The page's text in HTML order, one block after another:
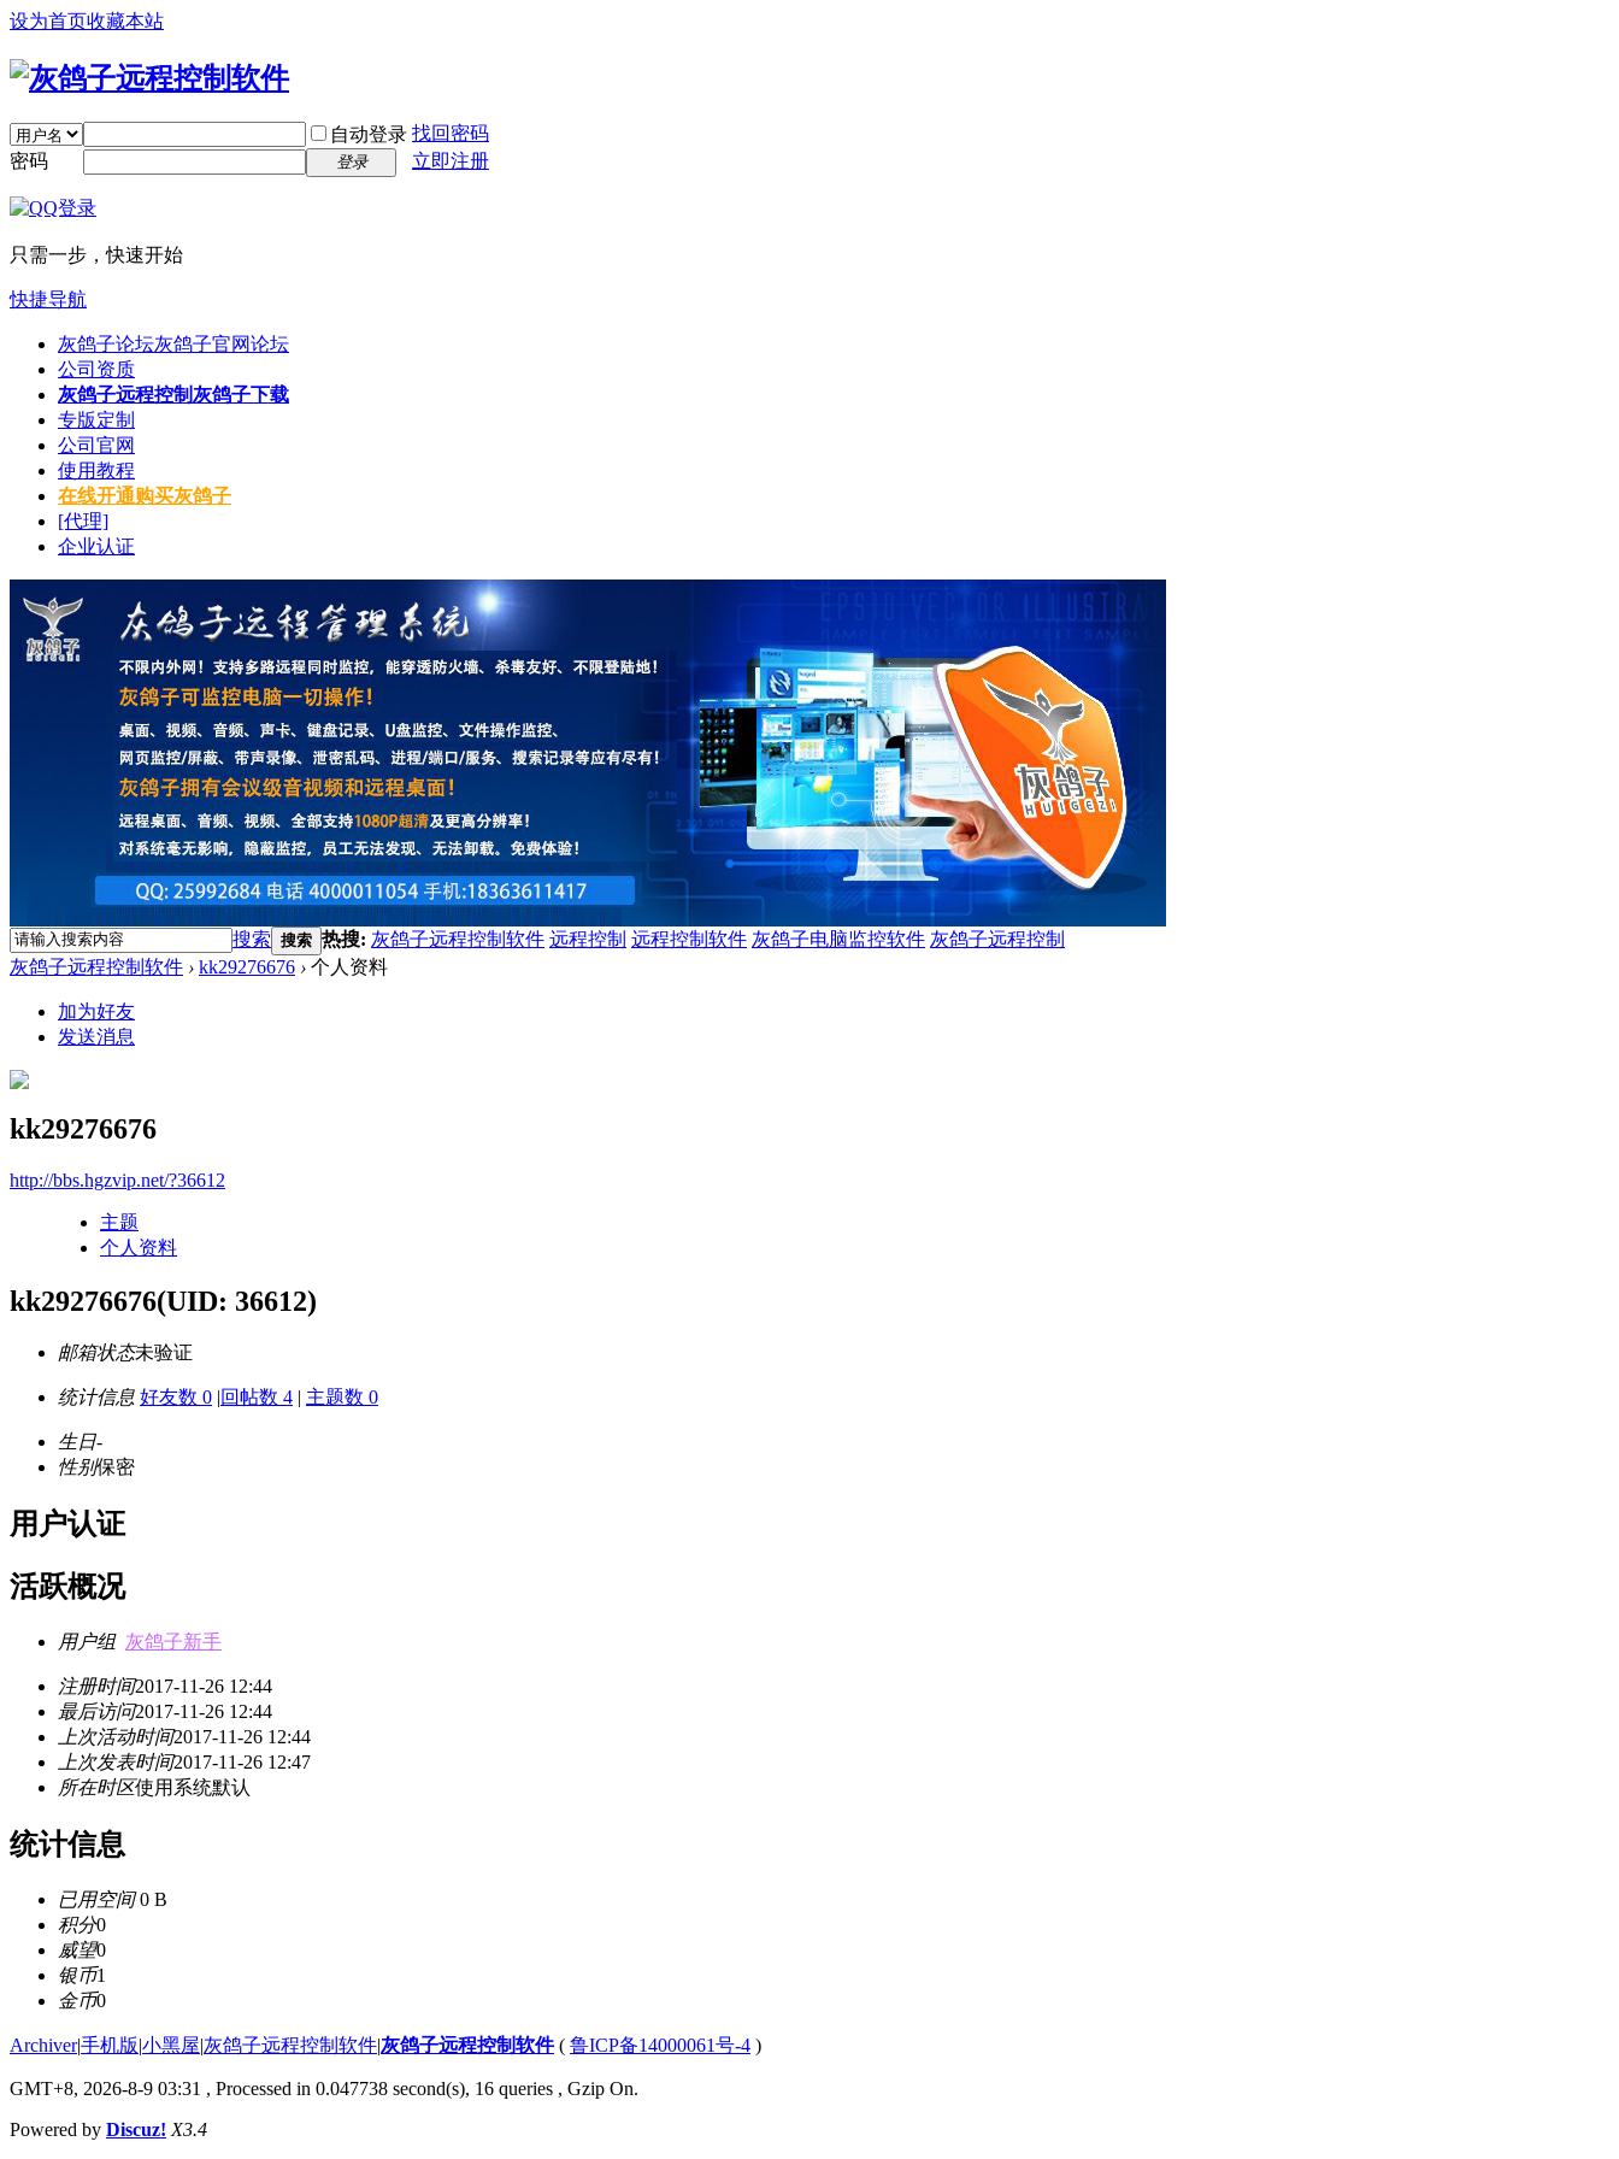
设为首页收藏本站
自动登录 找回密码
密码
登录 立即注册
只需一步，快速开始
快捷导航
灰鸽子论坛灰鸽子官网论坛
公司资质
灰鸽子远程控制 灰鸽子下载
专版定制
公司官网
使用教程
在线开通购买灰鸽子
[代理]
企业认证
搜索 搜索 热搜: 灰鸽子远程控制软件 远程控制 远程控制软件 灰鸽子电脑监控软件 灰鸽子远程控制
灰鸽子远程控制软件 › kk29276676 › 个人资料
加为好友
发送消息
kk29276676
http://bbs.hgzvip.net/?36612
主题
个人资料
kk29276676(UID: 36612)
邮箱状态未验证
统计信息 好友数 0 |回帖数 4 | 主题数 0
生日-
性别保密
用户认证
活跃概况
用户组 灰鸽子新手
注册时间2017-11-26 12:44
最后访问2017-11-26 12:44
上次活动时间2017-11-26 12:44
上次发表时间2017-11-26 12:47
所在时区使用系统默认
统计信息
已用空间0 B
积分0
威望0
银币1
金币0
Archiver|手机版|小黑屋|灰鸽子远程控制软件|灰鸽子远程控制软件( 鲁ICP备14000061号-4 )
GMT+8, 2026-8-9 03:31 , Processed in 0.047738 second(s), 16 queries , Gzip On.
Powered by Discuz! X3.4